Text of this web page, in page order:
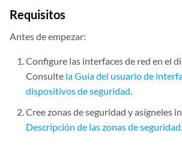
Requisitos
Antes de empezar:
Configure las interfaces de red en el
Consulte la Guía del usuario de
dispositivos de seguridad.
Cree zonas de seguridad y asígneles
Descripción de las zonas de seguridad.